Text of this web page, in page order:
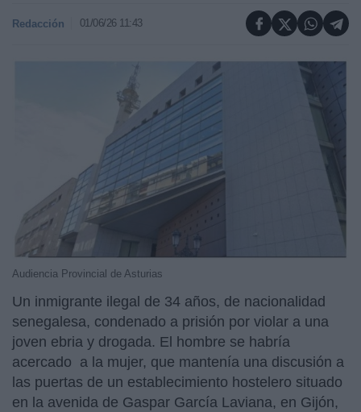
Redacción 01/06/26 11:43
Audiencia Provincial de Asturias
Un inmigrante ilegal de 34 años, de nacionalidad
senegalesa, condenado a prisión por violar a una
joven ebria y drogada. El hombre se habría
acercado a la mujer, que mantenía una discusión a
las puertas de un establecimiento hostelero situado
en la avenida de Gaspar García Laviana, en Gijón,